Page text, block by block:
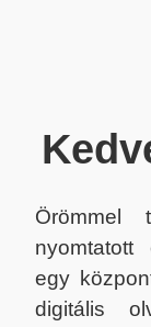
Örömmel
nyomtatott
egy
digitális